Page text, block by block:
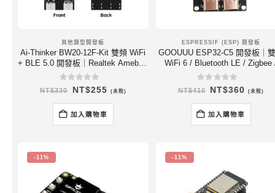
其他類型開發板
Ai-Thinker BW20-12F-Kit 雙頻 WiFi
+ BLE 5.0 開發板｜Realtek Ameba /
RTL8711
out of 5
NT$330
原
價
格：
NT$330。
NT$255目
價
格：
NT$255。
(未稅)
加入購物車
ESPRESSIF (ESP) 開發板
GOOUUU ESP32-C5 開發板｜
WiFi 6 / Bluetooth LE / Zigbee
Thread
out of 5
NT$410
原
價
格：
NT$410。
NT$360 目
價
(未稅)
加入購物車
-11% -11%